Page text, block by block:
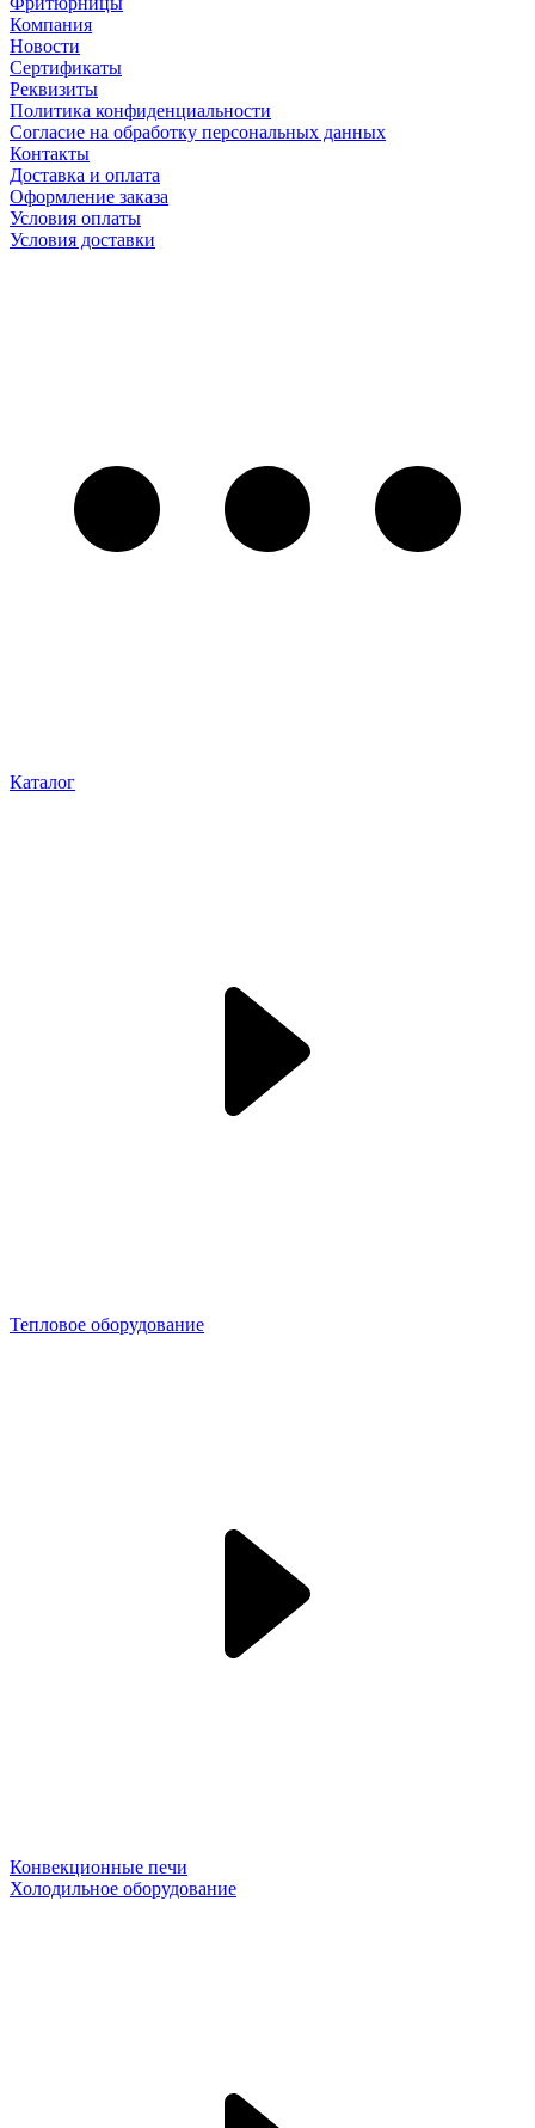
Компания
Новости
Сертификаты
Реквизиты
Политика конфиденциальности
Согласие на обработку персональных данных
Контакты
Доставка и оплата
Оформление заказа
Условия оплаты
Условия доставки
Каталог
Тепловое оборудование
Конвекционные печи
Холодильное оборудование